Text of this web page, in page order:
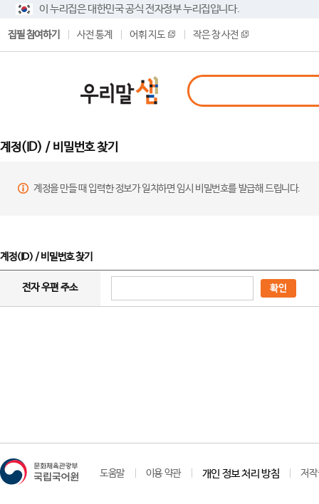
이 누리집은 대한민국 공식 전자정부 누리집입니다.
집필 참여하기 사전 통계 어휘 지도 작은 창 사전
계정(ID) / 비밀번호 찾기
계정을 만들 때 입력한 정보가 일치하면 임시 비밀번호를 발급해 드립니다.
계정(ID) / 비밀번호 찾기
전자 우편 주소 확인
도움말 이용 약관 개인 정보 처리 방침 저